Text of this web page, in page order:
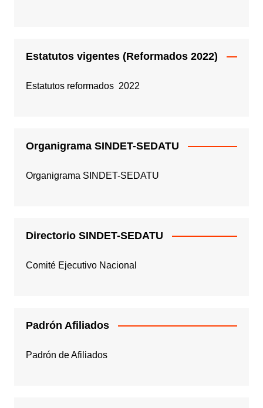
Estatutos vigentes (Reformados 2022)
Estatutos reformados 2022
Organigrama SINDET-SEDATU
Organigrama SINDET-SEDATU
Directorio SINDET-SEDATU
Comité Ejecutivo Nacional
Padrón Afiliados
Padrón de Afiliados